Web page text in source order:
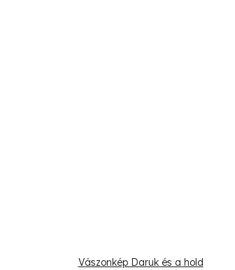
Vászonkép Daruk és a hold